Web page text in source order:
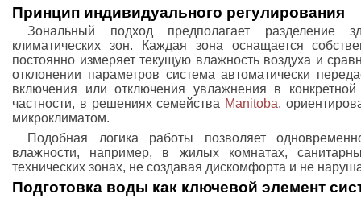
Принцип индивидуального регулирования
Зональный подход предполагает разделение
климатических зон. Каждая зона оснащается
постоянно измеряет текущую влажность воздуха и
отклонении параметров система автоматически
включения или отключения увлажнения в
частности, в решениях семейства Manitoba,
микроклиматом.
Подобная логика работы позволяет
влажности, например, в жилых комнатах,
технических зонах, не создавая дискомфорта и не
Подготовка воды как ключевой элемент